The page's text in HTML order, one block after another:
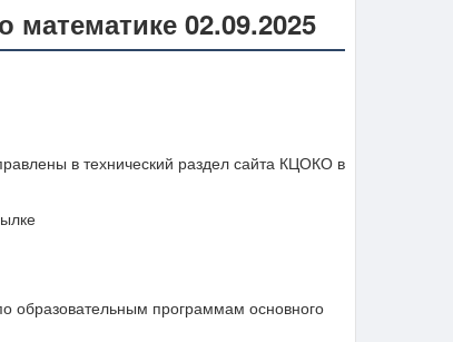
02.09.2025
в технический раздел сайта КЦОКО в
образовательным программам основного